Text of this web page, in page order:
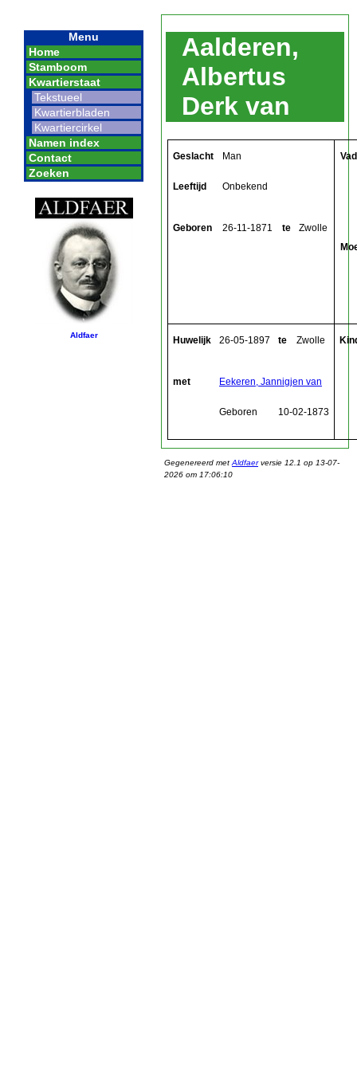
Menu
Home
Stamboom
Kwartierstaat
Tekstueel
Kwartierbladen
Kwartiercirkel
Namen index
Contact
Zoeken
Aldfaer
Aalderen,
Albertus
Derk van
Geslacht Man
Leeftijd Onbekend
Geboren 26-11-1871 te Zwolle
Huwelijk 26-05-1897 te Zwolle
met Eekeren, Jannigjen van
Geboren 10-02-1873
Gegenereerd met Aldfaerversie 12.1 op 13-07-
2026 om 17:06:10